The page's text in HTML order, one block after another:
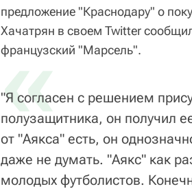
предложение "Краснодару" о
Хачатрян в своем Twitter
французский "Марсель".
«
"Я согласен с решением
полузащитника, он получил
от "Аякса" есть, он
даже не думать. "Аякс" как
молодых футболистов.